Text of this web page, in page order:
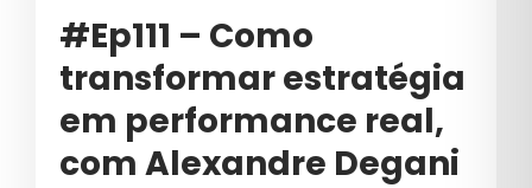
ESTRATÉGIAS DE MARKETING
ESTRATÉGIAS PARA VENDAS B2B
FINANCEIRO
#Ep111 – Como
transformar estratégia
em performance real,
com Alexandre Degani